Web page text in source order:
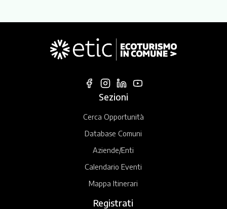
Sezioni
Cerca Opportunità
Database Comuni
Aziende/Enti
Calendario Eventi
Mappa Itinerari
Registrati